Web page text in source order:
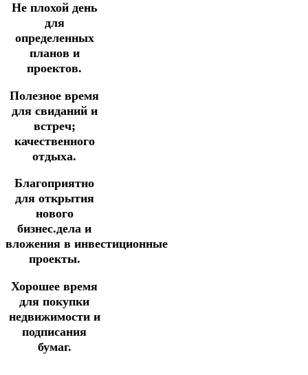
Не плохой день
для
определенных
планов и
проектов.
Полезное время
для свиданий и
встреч;
качественного
отдыха.
Благоприятно
для открытия
нового
бизнес.дела и
вложения в инвестиционные
проекты.
Хорошее время
для покупки
недвижимости и
подписания
бумаг.